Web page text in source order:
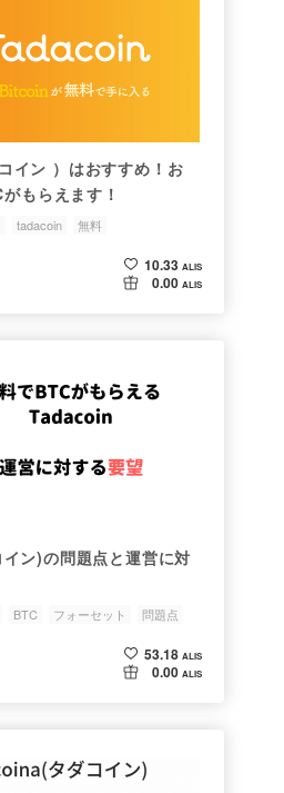
イン ）はおすすめ！お
もらえます！
tadacoin 無料
10.33 ALIS
0.00 ALIS
ン)の問題点と運営に対
BTC フォーセット 問題点
53.18 ALIS
0.00 ALIS